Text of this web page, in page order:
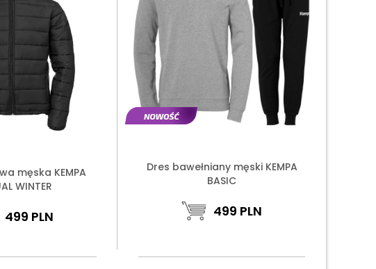
męska KEMPA
WINTER
499 PLN
Dres bawełniany męski KEMPA
BASIC
499 PLN